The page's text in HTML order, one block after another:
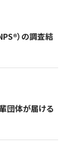
）の調査結
団体が届ける